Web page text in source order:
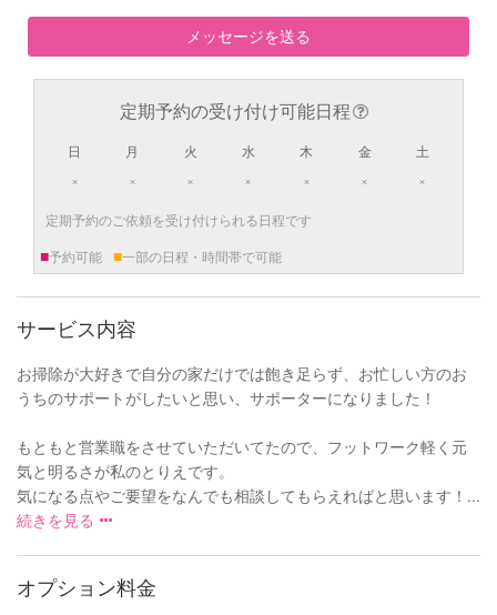
メッセージを送る
定期予約の受け付け可能日程
日
×
月
×
火
×
水
×
木
×
金
×
土
×
定期予約のご依頼を受け付けられる日程です
■予約可能 ■一部の日程・時間帯で可能
サービス内容
お掃除が大好きで自分の家だけでは飽き足らず、お忙しい方のお
うちのサポートがしたいと思い、サポーターになりました！
もともと営業職をさせていただいてたので、フットワーク軽く元
気と明るさが私のとりえです。
気になる点やご要望をなんでも相談してもらえればと思います！...
続きを見る
オプション料金